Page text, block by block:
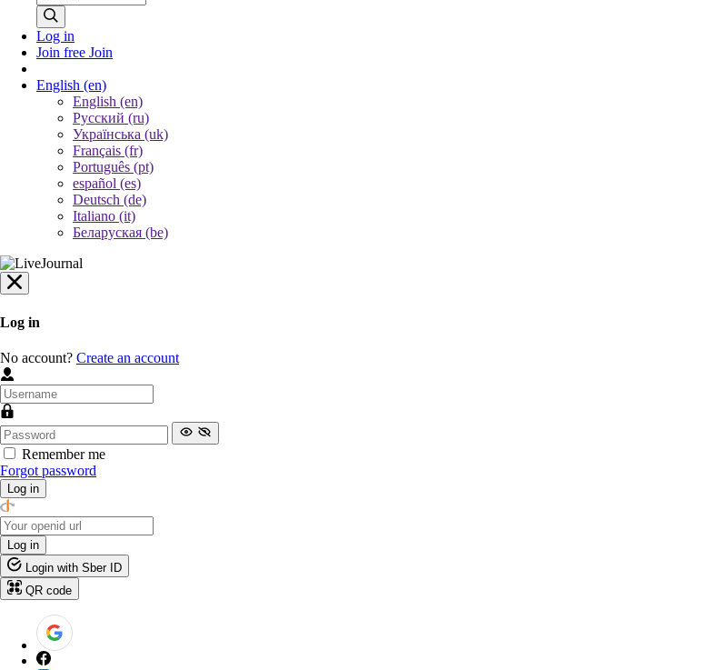
Log in
Join free Join
English (en)
English (en)
Русский (ru)
Українська (uk)
Français (fr)
Português (pt)
español (es)
Deutsch (de)
Italiano (it)
Беларуская (be)
Log in
No account? Create an account
Remember me
Forgot password
Log in
Log in
Login with Sber ID
QR code